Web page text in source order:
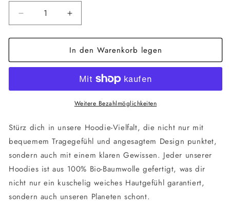
Verringere
die
Menge
Nispero
Hoodie
Erhöhe
die
Menge
für
Nispero
Everyday
Hoodie
In den Warenkorb legen
Weitere Bezahlmöglichkeiten
Stürz dich in unsere Hoodie-Vielfalt, die nicht nur mit
bequemem Tragegefühl und angesagtem Design punktet,
sondern auch mit einem klaren Gewissen. Jeder unserer
Hoodies ist aus 100% Bio-Baumwolle gefertigt, was dir
nicht nur ein kuschelig weiches Hautgefühl garantiert,
sondern auch unseren Planeten schont.